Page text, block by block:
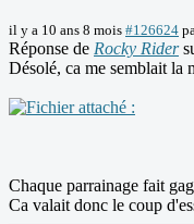
il y a 10 ans 8 mois #126624
Réponse de Rocky Rider
Désolé, ca me semblait la
Chaque parrainage fait
Ca valait donc le coup